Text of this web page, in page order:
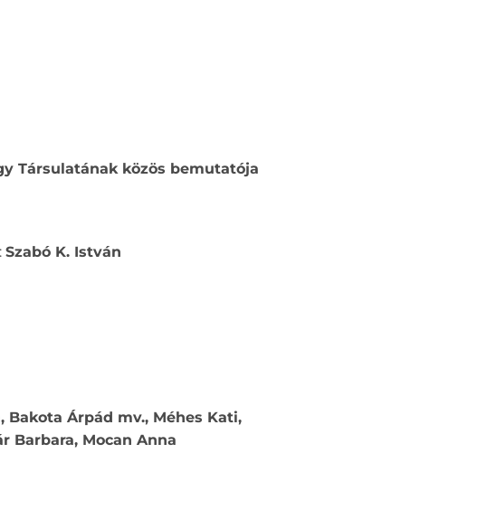
Társulatának közös bemutatója
Szabó K. István
Bakota Árpád mv., Méhes Kati,
Barbara, Mocan Anna